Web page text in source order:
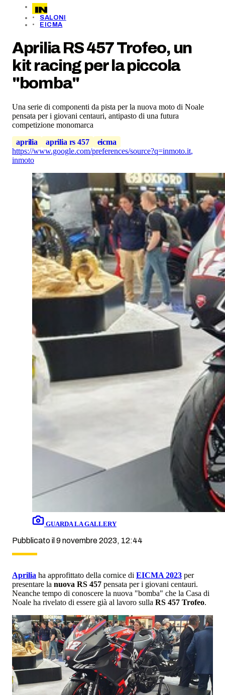
SALONI
EICMA
Aprilia RS 457 Trofeo, un
kit racing per la piccola
"bomba"
Una serie di componenti da pista per la nuova moto di Noale
pensata per i giovani centauri, antipasto di una futura
competizione monomarca
aprilia
aprilia rs 457
eicma
https://www.google.com/preferences/source?q=inmoto.it,
inmoto
GUARDA LA GALLERY
Pubblicato il 9 novembre 2023, 12:44
Aprilia ha approfittato della cornice di EICMA 2023 per
presentare la nuova RS 457 pensata per i giovani centauri.
Neanche tempo di conoscere la nuova "bomba" che la Casa di
Noale ha rivelato di essere già al lavoro sulla RS 457 Trofeo.